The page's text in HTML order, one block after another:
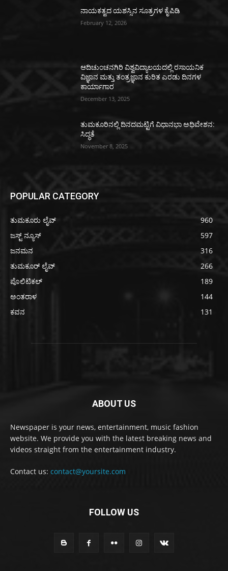
ನಾಯಕತ್ವದ ಯಶಸ್ಸಿನ ಸೂತ್ರಗಳ ಕೈಪಿಡಿ
February 12, 2026
ಆದಿಚುಂಚನಗಿರಿ ವಿಶ್ವವಿದ್ಯಾಲಯದಲ್ಲಿ ರಸಾಯನಿಕ
ವಿಜ್ಞಾನ ಮತ್ತು ತಂತ್ರಜ್ಞಾನ ಕುರಿತ ಎರಡು ದಿನಗಳ
ಕಾರ್ಯಾಗಾರ
December 13, 2025
ತುಮಕೂರಿನಲ್ಲಿ ದಿನದಮಟ್ಟಿಗೆ ವಿಧಾನಭಾ ಅಧಿವೇಶನ:
ಸಿದ್ಧತೆ
November 8, 2025
POPULAR CATEGORY
ತುಮಕೂರು ಲೈವ್
960
ಜಸ್ಟ್ ನ್ಯೂಸ್
597
ಜನಮನ
316
ತುಮಕೂರ್ ಲೈವ್
266
ಪೊಲಿಟಿಕಲ್
189
ಅಂತರಾಳ
144
ಕವನ
131
ABOUT US
Newspaper is your news, entertainment, music fashion
website. We provide you with the latest breaking news and
videos straight from the entertainment industry.
Contact us: contact@yoursite.com
FOLLOW US